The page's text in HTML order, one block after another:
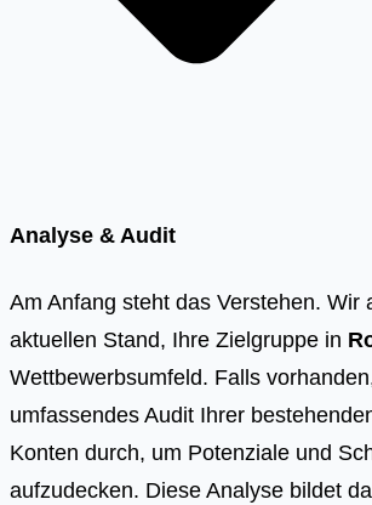
Analyse & Audit
Am Anfang steht das Verstehen. Wir
aktuellen Stand, Ihre Zielgruppe in
Wettbewerbsumfeld. Falls
umfassendes Audit Ihrer
Konten durch, um Potenziale und
aufzudecken. Diese Analyse bildet